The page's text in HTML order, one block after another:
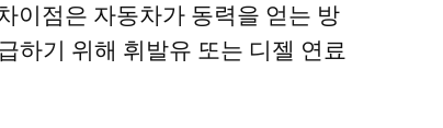
이점은 자동차가 동력을 얻는 방
하기 위해 휘발유 또는 디젤 연료